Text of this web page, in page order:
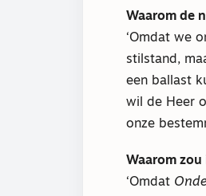
Waarom de
‘Omdat we
stilstand,
een ballast
wil de Heer
onze
Waarom
‘Omdat